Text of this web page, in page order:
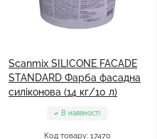
Scanmix SILICONE FACADE
STANDARD Фарба фасадна
силіконова (14 кг/10 л)
В наявності
Код товару: 17470